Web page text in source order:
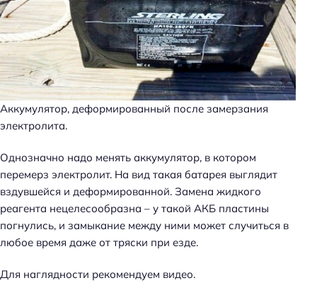
Аккумулятор, деформированный после замерзания
электролита.
Однозначно надо менять аккумулятор, в котором
перемерз электролит. На вид такая батарея выглядит
вздувшейся и деформированной. Замена жидкого
реагента нецелесообразна – у такой АКБ пластины
погнулись, и замыкание между ними может случиться в
любое время даже от тряски при езде.
Для наглядности рекомендуем видео.